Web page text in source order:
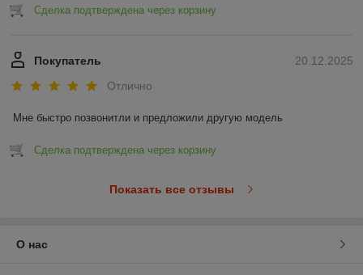
Сделка подтверждена через корзину
20.12.2025
Покупатель
Отлично
Мне быстро позвонитли и предложили другую модель
Сделка подтверждена через корзину
Показать все отзывы
О нас